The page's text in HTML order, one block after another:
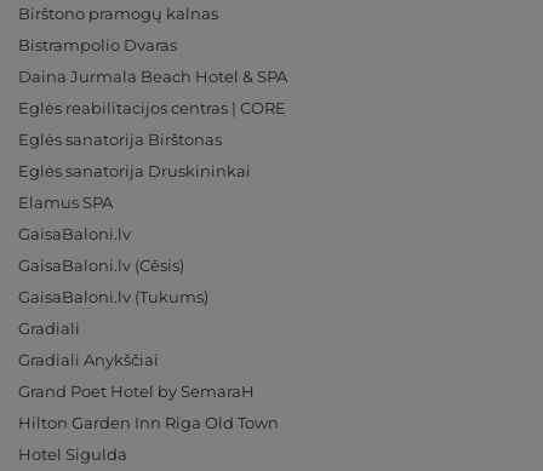
Birštono pramogų kalnas
Bistrampolio Dvaras
Daina Jurmala Beach Hotel & SPA
Eglės reabilitacijos centras | CORE
Eglės sanatorija Birštonas
Eglės sanatorija Druskininkai
Elamus SPA
GaisaBaloni.lv
GaisaBaloni.lv (Cēsis)
GaisaBaloni.lv (Tukums)
Gradiali
Gradiali Anykščiai
Grand Poet Hotel by SemaraH
Hilton Garden Inn Riga Old Town
Hotel Sigulda